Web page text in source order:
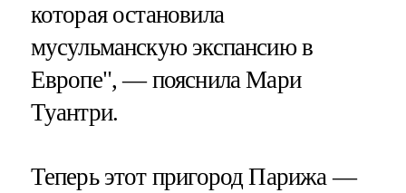
которая остановила
мусульманскую экспансию в
Европе", — пояснила Мари
Туантри.
Теперь этот пригород Парижа —